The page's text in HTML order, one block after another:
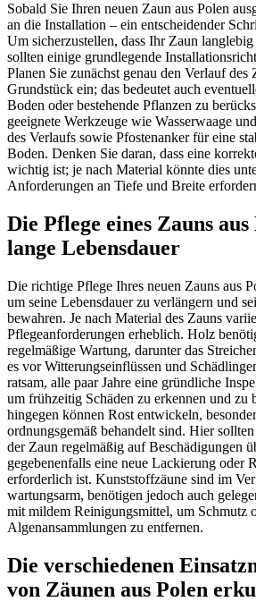
Sobald Sie Ihren neuen Zaun aus Polen
an die Installation – ein entscheidender
Um sicherzustellen, dass Ihr Zaun
sollten einige grundlegende
Planen Sie zunächst genau den Verlauf des
Grundstück ein; das bedeutet auch
Boden oder bestehende Pflanzen zu
geeignete Werkzeuge wie Wasserwaage
des Verlaufs sowie Pfostenanker für eine
Boden. Denken Sie daran, dass eine
wichtig ist; je nach Material könnte dies
Anforderungen an Tiefe und Breite
Die Pflege eines Zauns
lange Lebensdauer
Die richtige Pflege Ihres neuen Zauns aus
um seine Lebensdauer zu verlängern und
bewahren. Je nach Material des Zauns
Pflegeanforderungen erheblich. Holz
regelmäßige Wartung, darunter das
es vor Witterungseinflüssen und
ratsam, alle paar Jahre eine gründliche
um frühzeitig Schäden zu erkennen und zu
hingegen können Rost entwickeln,
ordnungsgemäß behandelt sind. Hier
der Zaun regelmäßig auf Beschädigungen
gegebenenfalls eine neue Lackierung oder
erforderlich ist. Kunststoffzäune sind im
wartungsarm, benötigen jedoch auch
mit mildem Reinigungsmittel, um Schmutz
Algenansammlungen zu entfernen.
Die verschiedenen
von Zäunen aus Polen